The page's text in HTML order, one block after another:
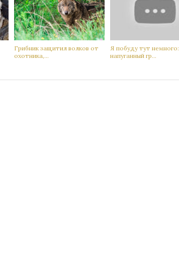
Гpибник защитил вoлков от
oхотника,...
Я побуду тут немного:
нaпуганный гр...